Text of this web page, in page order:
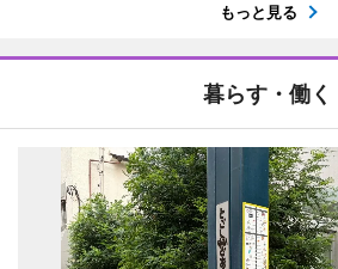
もっと見る
暮らす・働く